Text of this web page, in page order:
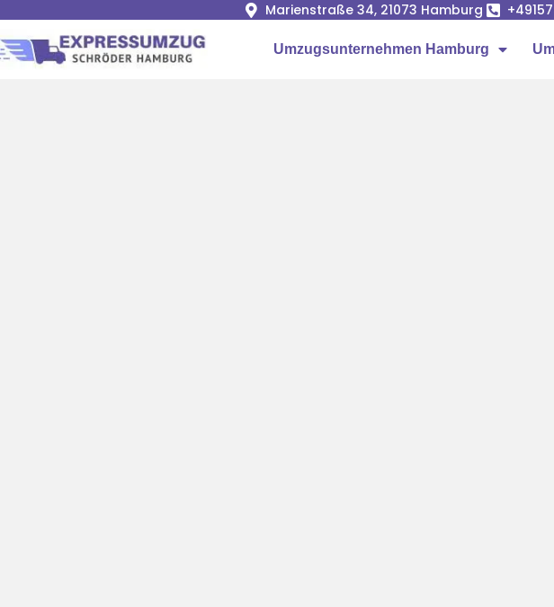
Marienstraße 34, 21073 Hamburg
Umzugsunternehmen Hamburg